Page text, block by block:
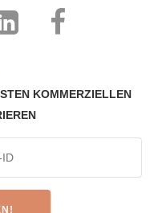
KOMMERZIELLEN